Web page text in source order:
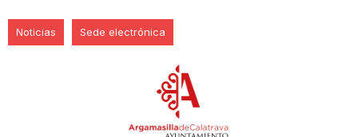
Noticias Sede electrónica